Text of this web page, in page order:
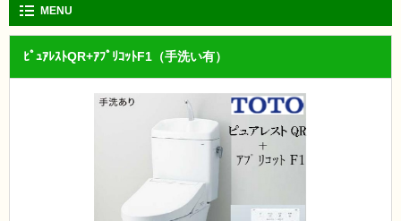
MENU
ﾋﾟｭｱﾚｽﾄQR+ｱﾌﾟﾘｺｯﾄF1（手洗い有）